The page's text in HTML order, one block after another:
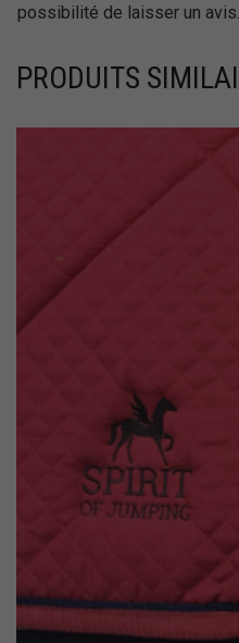
possibilité de laisser un avis.
PRODUITS